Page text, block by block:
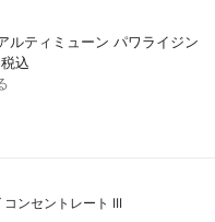
ィミューン パワライジン
込
ンセントレート III